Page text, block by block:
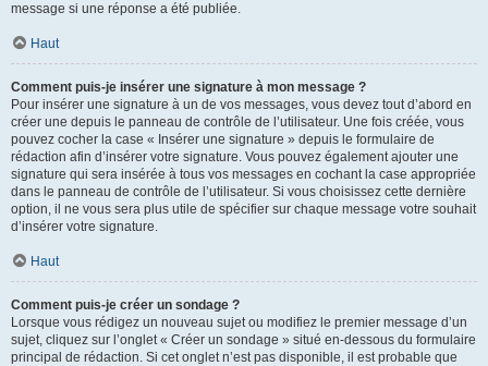
message si une réponse a été publiée.
Haut
Comment puis-je insérer une signature à mon message ?
Pour insérer une signature à un de vos messages, vous devez tout d’abord en
créer une depuis le panneau de contrôle de l’utilisateur. Une fois créée, vous
pouvez cocher la case « Insérer une signature » depuis le formulaire de
rédaction afin d’insérer votre signature. Vous pouvez également ajouter une
signature qui sera insérée à tous vos messages en cochant la case appropriée
dans le panneau de contrôle de l’utilisateur. Si vous choisissez cette dernière
option, il ne vous sera plus utile de spécifier sur chaque message votre souhait
d’insérer votre signature.
Haut
Comment puis-je créer un sondage ?
Lorsque vous rédigez un nouveau sujet ou modifiez le premier message d’un
sujet, cliquez sur l’onglet « Créer un sondage » situé en-dessous du formulaire
principal de rédaction. Si cet onglet n’est pas disponible, il est probable que